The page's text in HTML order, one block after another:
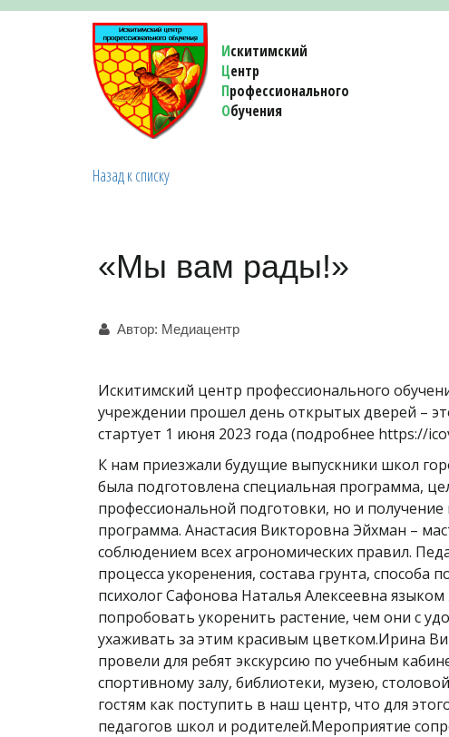
Искитимский
Центр
Профессионального
Обучения
Назад к списку
«Мы вам рады!»
Автор: Медиацентр
Искитимский центр профессионального
учреждении прошел день открытых дверей –
стартует 1 июня 2023 года (подробнее https://
К нам приезжали будущие выпускники школ
была подготовлена специальная программа,
профессиональной подготовки, но и
программа. Анастасия Викторовна Эйхман –
соблюдением всех агрономических правил.
процесса укоренения, состава грунта,
психолог Сафонова Наталья Алексеевна
попробовать укоренить растение, чем они с
ухаживать за этим красивым цветком.Ирина
провели для ребят экскурсию по учебным
спортивному залу, библиотеки, музею,
гостям как поступить в наш центр, что для
педагогов школ и родителей.Мероприятие